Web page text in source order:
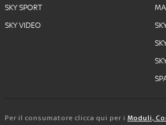
SKY SPORT
SKY VIDEO
Per il consumatore clicca qui per i Moduli,